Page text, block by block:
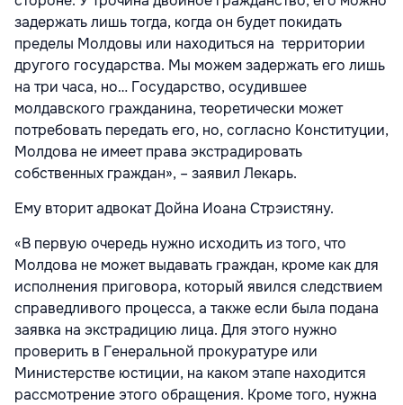
задержать лишь тогда, когда он будет покидать
пределы Молдовы или находиться на территории
другого государства. Мы можем задержать его лишь
на три часа, но… Государство, осудившее
молдавского гражданина, теоретически может
потребовать передать его, но, согласно Конституции,
Молдова не имеет права экстрадировать
собственных граждан», – заявил Лекарь.
Ему вторит адвокат Дойна Иоана Стрэистяну.
«В первую очередь нужно исходить из того, что
Молдова не может выдавать граждан, кроме как для
исполнения приговора, который явился следствием
справедливого процесса, а также если была подана
заявка на экстрадицию лица. Для этого нужно
проверить в Генеральной прокуратуре или
Министерстве юстиции, на каком этапе находится
рассмотрение этого обращения. Кроме того, нужна